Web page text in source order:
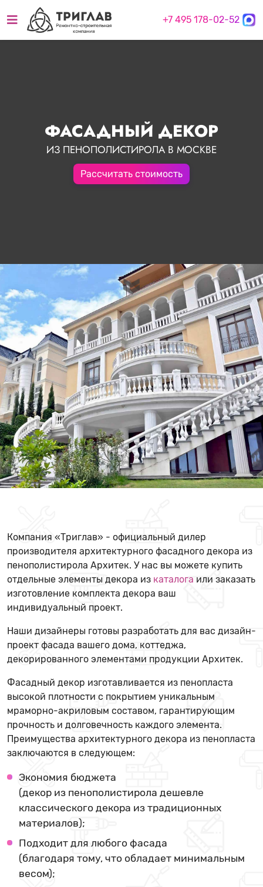
+7 495 178-02-52
ФАСАДНЫЙ ДЕКОР
ИЗ ПЕНОПОЛИСТИРОЛА В МОСКВЕ
Рассчитать стоимость
Компания «Триглав» - официальный дилер
производителя архитектурного фасадного декора из
пенополистирола Архитек. У нас вы можете купить
отдельные элементы декора из каталога или заказать
изготовление комплекта декора ваш
индивидуальный проект.
Наши дизайнеры готовы разработать для вас дизайн-
проект фасада вашего дома, коттеджа,
декорированного элементами продукции Архитек.
Фасадный декор изготавливается из пенопласта
высокой плотности с покрытием уникальным
мраморно-акриловым составом, гарантирующим
прочность и долговечность каждого элемента.
Преимущества архитектурного декора из пенопласта
заключаются в следующем:
Экономия бюджета
(декор из пенополистирола дешевле
классического декора из традиционных
материалов);
Подходит для любого фасада
(благодаря тому, что обладает минимальным
весом);